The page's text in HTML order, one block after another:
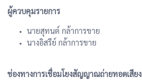
ผู้ควบคุมรายการ
นายสุทนต์ กล้าการขาย
นางอิสรีย์ กล้าการขาย
ช่องทางการเชื่อมโยงสัญญาณถ่ายทอดเสียง